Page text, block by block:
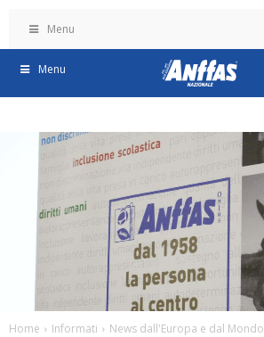
Menu
Menu
Home Informati News dall'Europa e dal Mondo